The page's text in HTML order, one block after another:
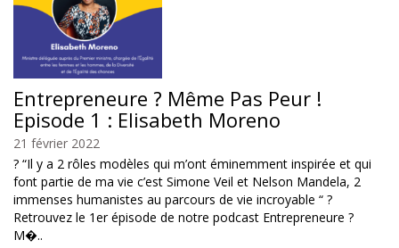
Entrepreneure ? Même Pas Peur !
Episode 1 : Elisabeth Moreno
21 février 2022
? “Il y a 2 rôles modèles qui m’ont éminemment inspirée et qui
font partie de ma vie c’est Simone Veil et Nelson Mandela, 2
immenses humanistes au parcours de vie incroyable “ ?
Retrouvez le 1er épisode de notre podcast Entrepreneure ?
M�..